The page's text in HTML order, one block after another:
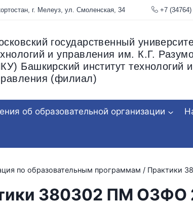
г. Мелеуз, ул. Смоленская, 34 +7
государственный
и управления им. К.Г.
Башкирский институт технологий и
(филиал)
об образовательной организации
по образовательным программам / Практики
380302 ПМ ОЗФО